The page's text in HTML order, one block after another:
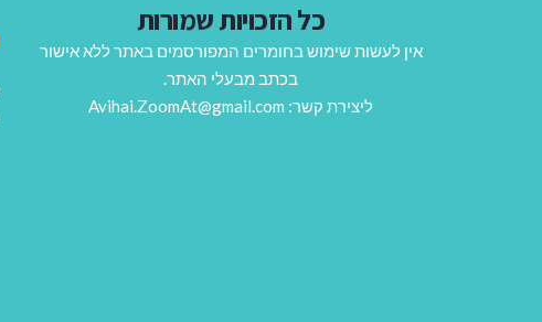
כל הזכויות שמורות
אין לעשות שימוש בחומרים המפורסמים באתר ללא אישור
בכתב מבעלי האתר.
ליצירת קשר: Avihai.ZoomAt@gmail.com